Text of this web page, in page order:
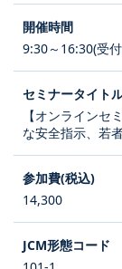
9:30～16:30(受
【オンラインセ
な安全指示、若
14,300